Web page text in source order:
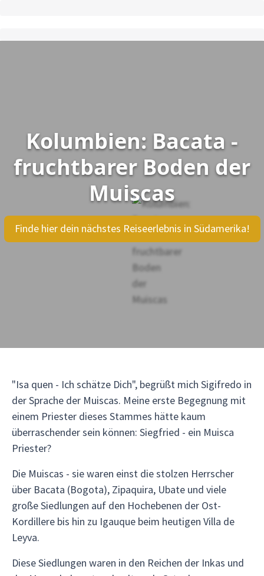
Kolumbien: Bacata -
fruchtbarer Boden der
Muiscas
Finde hier dein nächstes Reiseerlebnis in Südamerika!
"Isa quen - Ich schätze Dich", begrüßt mich Sigifredo in
der Sprache der Muiscas. Meine erste Begegnung mit
einem Priester dieses Stammes hätte kaum
überraschender sein können: Siegfried - ein Muisca
Priester?
Die Muiscas - sie waren einst die stolzen Herrscher
über Bacata (Bogota), Zipaquira, Ubate und viele
große Siedlungen auf den Hochebenen der Ost-
Kordillere bis hin zu Igauque beim heutigen Villa de
Leyva.
Diese Siedlungen waren in den Reichen der Inkas und